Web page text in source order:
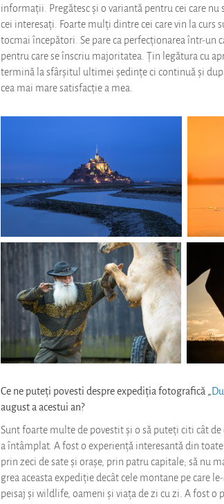
informații. Pregătesc și o variantă pentru cei care
cei interesați. Foarte mulți dintre cei care vin la curs
tocmai începători. Se pare ca perfecționarea într-un
pentru care se înscriu majoritatea. Țin legătura cu
termină la sfârșitul ultimei ședințe ci continuă și
cea mai mare satisfacție a mea.
Ce ne puteți povesti despre expediția fotografică „
august a acestui an?
Sunt foarte multe de povestit și o să puteți citi cât
a întâmplat. A fost o experiență interesantă din
prin zeci de sate și orașe, prin patru capitale; să nu
grea aceasta expediție decât cele montane pe care
peisaj și wildlife, oameni și viața de zi cu zi. A fost